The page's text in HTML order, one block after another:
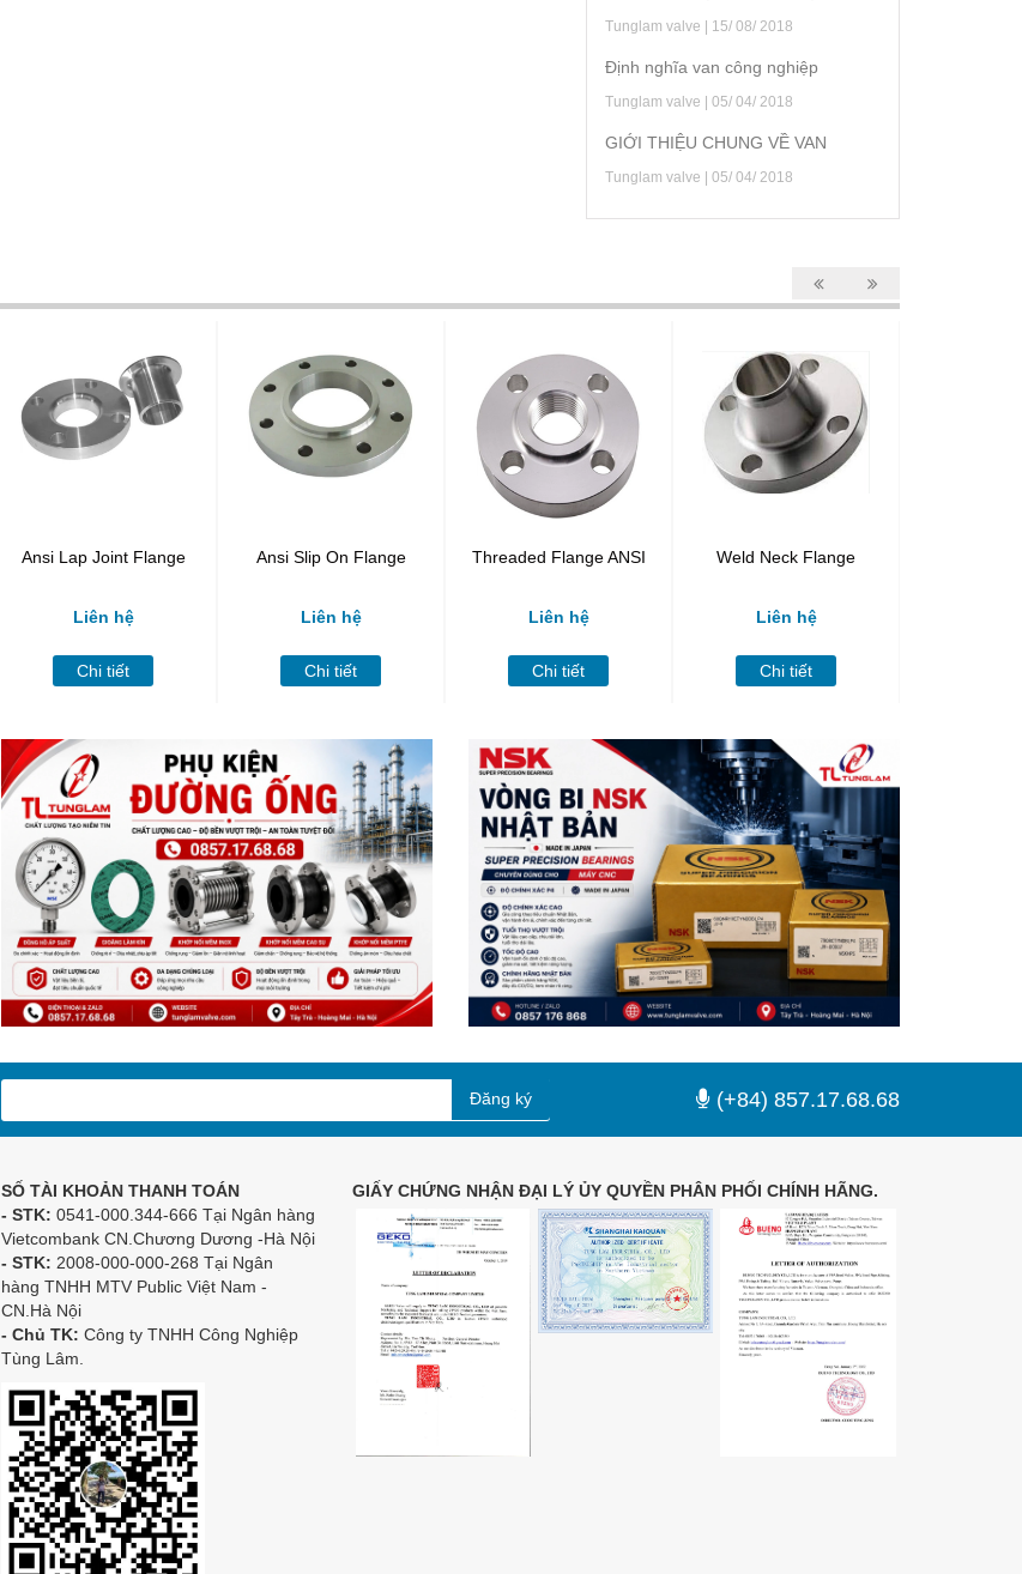
Tunglam valve | 15/ 08/ 2018
Định nghĩa van công nghiệp
Tunglam valve | 05/ 04/ 2018
GIỚI THIỆU CHUNG VỀ VAN
Tunglam valve | 05/ 04/ 2018
Ansi Lap Joint Flange
Liên hệ
Chi tiết
Ansi Slip On Flange
Liên hệ
Chi tiết
Threaded Flange ANSI
Liên hệ
Chi tiết
Weld Neck Flange
Liên hệ
Chi tiết
Đăng ký (+84) 857.17.68.68
SỐ TÀI KHOẢN THANH TOÁN
- STK: 0541-000.344-666 Tại Ngân hàng
Vietcombank CN.Chương Dương -Hà Nội
- STK: 2008-000-000-268 Tại Ngân
hàng TNHH MTV Public Việt Nam -
CN.Hà Nội
- Chủ TK: Công ty TNHH Công Nghiệp
Tùng Lâm.
GIẤY CHỨNG NHẬN ĐẠI LÝ ỦY QUYỀN PHÂN PHỐI CHÍNH HÃNG.